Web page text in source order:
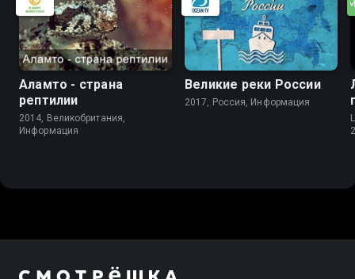
Аламто - страна
рептилии
2014, Великобритания,
Информация
Великие реки России
2017, Россия, Информация